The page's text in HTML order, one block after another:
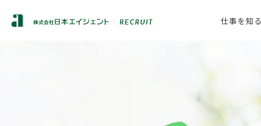
仕事を知る
アセットマネジメント課
プロジェクトストーリー
ヒストリー
福利厚生、
働き方改革への取り組み